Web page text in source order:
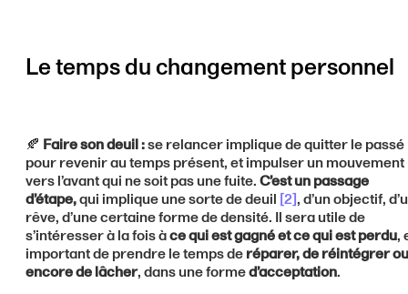
Le temps du changement personnel
🍂 Faire son deuil :se relancer implique de quitter le passé
pour revenir au temps présent, et impulser un mouvement
vers l’avant qui ne soit pas une fuite.C’est un passage
d’étape,qui implique une sorte de deuil [2], d’un objectif,
rêve, d’une certaine forme de densité. Il sera utile de
s’intéresser à la fois àce qui est gagné et ce qui est perdu,
important de prendre le temps deréparer, de réintégrer ou
encore de lâcher, dans une formed’acceptation.